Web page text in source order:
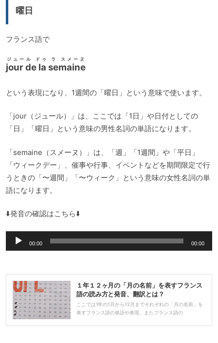
曜日
フランス語で
jour de la semaine
ジュール ドゥ ラ スメーヌ
という表現になり、1週間の「曜日」という意味で使います。
「jour（ジュール）」は、ここでは「1日」や日付としての
「日」「曜日」という意味の男性名詞の単語になります。
「semaine（スメーヌ）」は、「週」「1週間」や「平日」
「ウィークデー」、催事や行事、イベントなどを期間限定で行
うときの「〜週間」「〜ウィーク」という意味の女性名詞の単
語になります。
⬇️発音の確認はこちら⬇️
声
ー
00:00 00:00
１年１２ヶ月の「月の名前」を表すフランス
語の読み方と発音、翻訳とは？
ここでは1年の1月から12月までそれぞれの「月の名前」を
表すフランス語の単語や表現、またフランス語の